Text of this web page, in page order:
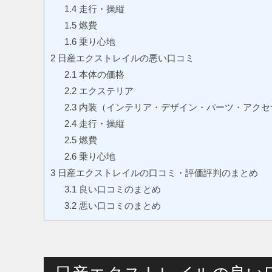
1.4走行・操縦
1.5燃費
1.6乗り心地
2 日産エクストレイルの悪い口コミ
2.1 本体の価格
2.2エクステリア
2.3内装（インテリア・デザイン・パーツ・アク
2.4走行・操縦
2.5燃費
2.6乗り心地
3 日産エクストレイルの口コミ・評価評判のまとめ
3.1 良い口コミのまとめ
3.2悪い口コミのまとめ